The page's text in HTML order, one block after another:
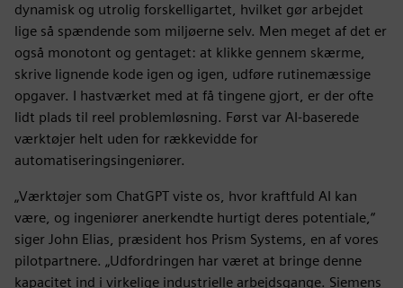
dynamisk og utrolig forskelligartet, hvilket gør arbejdet
lige så spændende som miljøerne selv. Men meget af det er
også monotont og gentaget: at klikke gennem skærme,
skrive lignende kode igen og igen, udføre rutinemæssige
opgaver. I hastværket med at få tingene gjort, er der ofte
lidt plads til reel problemløsning. Først var AI-baserede
værktøjer helt uden for rækkevidde for
automatiseringsingeniører.
„Værktøjer som ChatGPT viste os, hvor kraftfuld AI kan
være, og ingeniører anerkendte hurtigt deres potentiale,“
siger John Elias, præsident hos Prism Systems, en af vores
pilotpartnere. „Udfordringen har været at bringe denne
kapacitet ind i virkelige industrielle arbejdsgange. Siemens